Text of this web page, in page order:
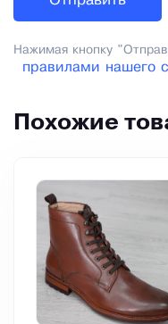
Нажимая кнопку
правилами нашего
Похожие